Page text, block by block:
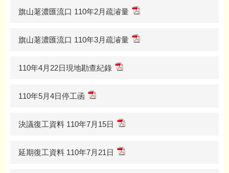
旗山荖濃匯流口 110年2月疏濬量
旗山荖濃匯流口 110年3月疏濬量
110年4月22日現地勘查紀錄
110年5月4日停工函
決議復工資料 110年7月15日
延期復工資料 110年7月21日